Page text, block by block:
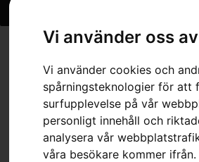
Vi använder oss
Vi använder cookies och
spårningsteknologier för att
surfupplevelse på vår
personligt innehåll och
analysera vår
våra besökare kommer ifrån.
»Sortiment »Bakstycke
Bakstycke